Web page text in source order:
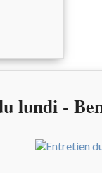
lundi -